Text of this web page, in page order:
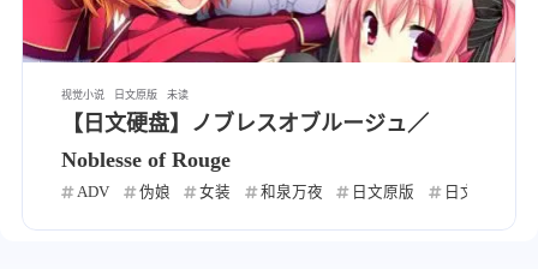
视觉小说 日文原版 未读
【日文硬盘】ノブレスオブルージュ／
Noblesse of Rouge
ADV 伪娘 女装 和泉万夜 日文原版 日文硬盘